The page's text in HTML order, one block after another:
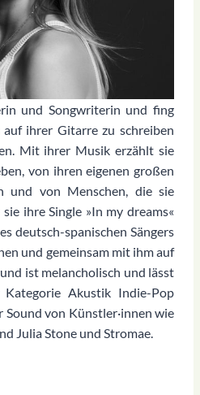
und Songwriterin und fing
ihrer Gitarre zu schreiben
Mit ihrer Musik erzählt sie
von ihren eigenen großen
und von Menschen, die sie
ihre Single »In my dreams«
deutsch-spanischen Sängers
und gemeinsam mit ihm auf
ist melancholisch und lässt
Akustik Indie-Pop
von Künstler·innen wie
Julia Stone und Stromae.